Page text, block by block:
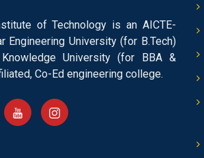
of Technology is an AICTE-
Engineering University (for B.Tech)
University (for BBA &
Co-Ed engineering college.